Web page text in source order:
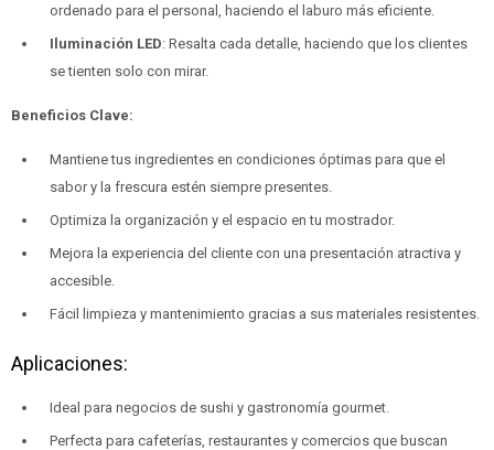
ordenado para el personal, haciendo el laburo más eficiente.
Iluminación LED: Resalta cada detalle, haciendo que los clientes
se tienten solo con mirar.
Beneficios Clave:
Mantiene tus ingredientes en condiciones óptimas para que el
sabor y la frescura estén siempre presentes.
Optimiza la organización y el espacio en tu mostrador.
Mejora la experiencia del cliente con una presentación atractiva y
accesible.
Fácil limpieza y mantenimiento gracias a sus materiales resistentes.
Aplicaciones:
Ideal para negocios de sushi y gastronomía gourmet.
Perfecta para cafeterías, restaurantes y comercios que buscan